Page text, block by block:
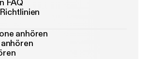
FAQ
anhören